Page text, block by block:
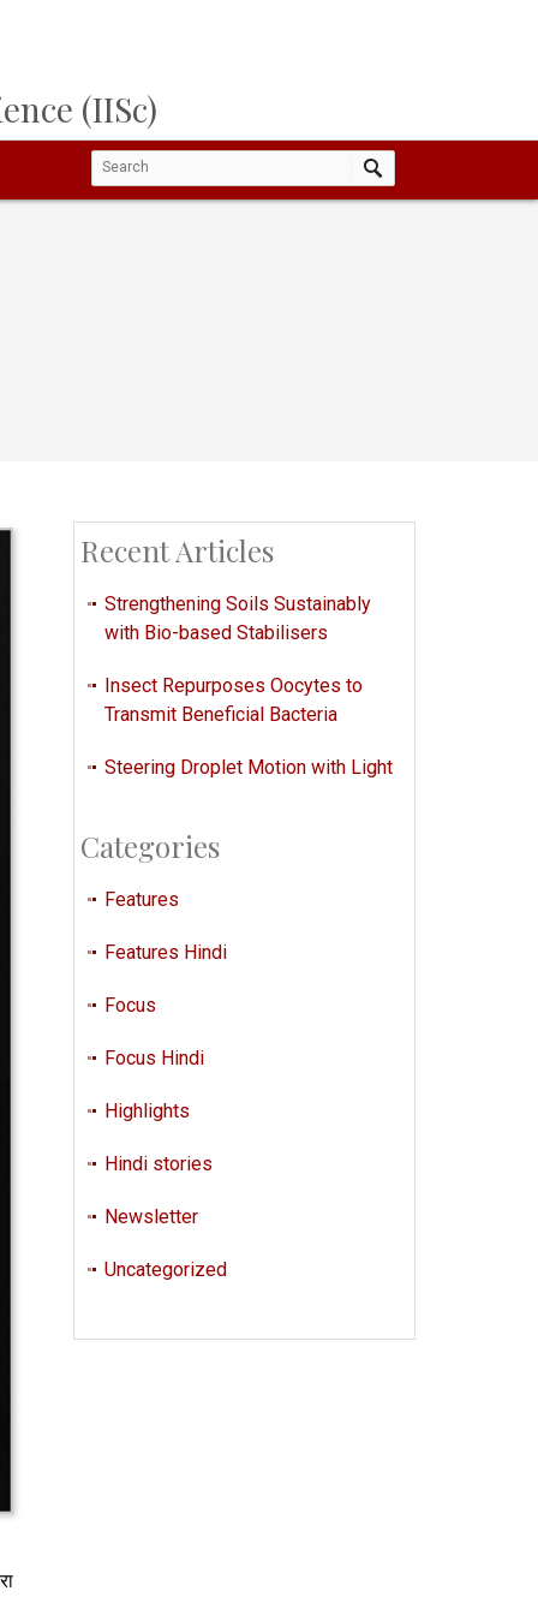
(IISc)
Recent Articles
Strengthening Soils Sustainably
with Bio-based Stabilisers
Insect Repurposes Oocytes to
Transmit Beneficial Bacteria
Steering Droplet Motion with Light
Categories
Features
Features Hindi
Focus
Focus Hindi
Highlights
Hindi stories
Newsletter
Uncategorized